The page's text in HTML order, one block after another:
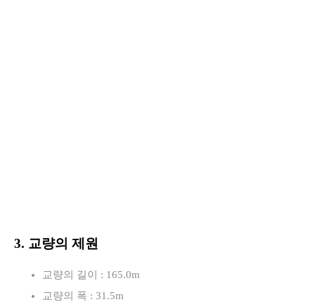
3. 교량의 제원
교량의 길이 : 165.0m
교량의 폭 : 31.5m